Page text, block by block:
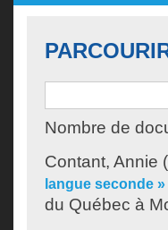
Nombre de
Contant, Annie
langue seconde »
du Québec à